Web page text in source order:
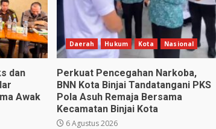
dan
Awak
Daerah Hukum Kota Nasional
Perkuat Pencegahan Narkoba,
BNN Kota Binjai Tandatangani PKS
Pola Asuh Remaja Bersama
Kecamatan Binjai Kota
6 Agustus 2026